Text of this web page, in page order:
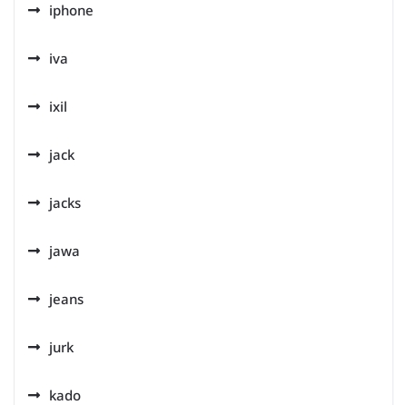
iphone
iva
ixil
jack
jacks
jawa
jeans
jurk
kado